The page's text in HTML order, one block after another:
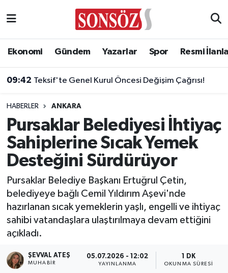
Ekonomi Gündem Yazarlar Spor Resmi
09:42 Teksif'te Genel Kurul Öncesi Değişim Çağrısı!
HABERLER ANKARA
Pursaklar Belediyesi İhtiyaç
Sahiplerine Sıcak Yemek
Desteğini Sürdürüyor
Pursaklar Belediye Başkanı Ertuğrul Çetin,
belediyeye bağlı Cemil Yıldırım Aşevi'nde
hazırlanan sıcak yemeklerin yaşlı, engelli ve ihtiyaç
sahibi vatandaşlara ulaştırılmaya devam ettiğini
açıkladı.
ŞEVVAL ATEŞ
MUHABIR
05.07.2026 - 12:02
YAYINLANMA
1 DK
OKUNMA SÜRESI
Asayiş
Biyografi
Çevre
Diğer
Dünya
Eğitim
Ankara Nöbetçi Eczaneler
Ankara Trafik Yoğunluk Haritası
Süper Lig Puan Durumu ve Fikstür
Tüm Manşetler
Son Dakika Haberleri
Haber Arşivi